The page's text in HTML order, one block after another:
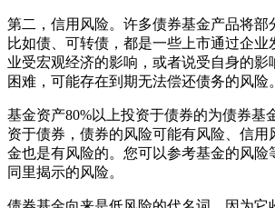
第二，信用风险。许多债券基金产品将部
比如债、可转债，都是一些上市通过企业
业受宏观经济的影响，或者说受自身的影
困难，可能存在到期无法偿还债务的风险。
基金资产80%以上投资于债券的为债券基
资于债券，债券的风险可能有风险、信用
金也是有风险的。您可以参考基金的风险
同里揭示的风险。